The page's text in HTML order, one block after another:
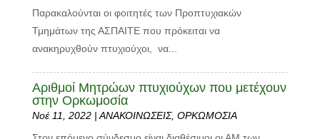
Παρακαλούνται οι φοιτητές των Προπτυχιακών
Τμημάτων της ΑΣΠΑΙΤΕ που πρόκειται να
ανακηρυχθούν πτυχιούχοι, να...
Αριθμοί Μητρώων πτυχιούχων που μετέχουν
στην Ορκωμοσία
Νοέ 11, 2022| ΑΝΑΚΟΙΝΩΣΕΙΣ, ΟΡΚΩΜΟΣΙΑ